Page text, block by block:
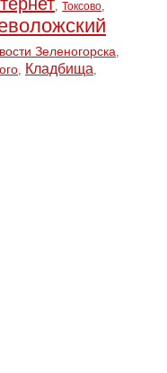
, Токсово,
Зеленогорска,
, Кладбища,